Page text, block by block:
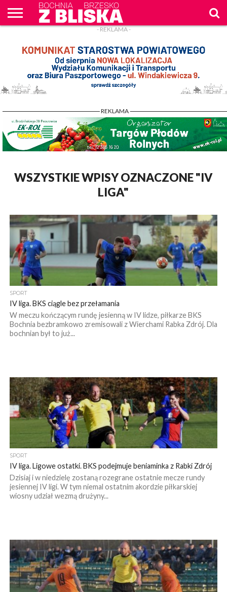
WPROST
REKLAM
- REKLAMA -
- REKLAMA -
WSZYSTKIE WPISY OZNACZONE "IV
LIGA"
SPORT
IV liga. BKS ciągle bez przełamania
W meczu kończącym rundę jesienną w IV lidze, piłkarze BKS
Bochnia bezbramkowo zremisowali z Wierchami Rabka Zdrój. Dla
bochnian był to już...
SPORT
IV liga. Ligowe ostatki. BKS podejmuje beniaminka z Rabki Zdrój
Dzisiaj i w niedzielę zostaną rozegrane ostatnie mecze rundy
jesiennej IV ligi. W tym niemal ostatnim akordzie piłkarskiej
wiosny udział wezmą drużyny...